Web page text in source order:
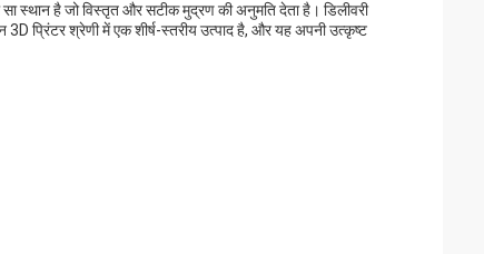
है जो विस्तृत और सटीक मुद्रण की अनुमति देता है। डिलीवरी
प्रिंटर श्रेणी में एक शीर्ष-स्तरीय उत्पाद है, और यह अपनी उत्कृष्ट